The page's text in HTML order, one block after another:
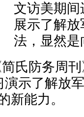
文访美期
展示了解
法，显然
防务周刊
演示了解放
新能力。